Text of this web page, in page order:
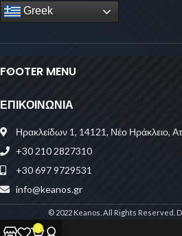
Greek
FOOTER MENU
ΕΠΙΚΟΙΝΩΝΙΑ
Ηρακλείδων 1, 14121, Νέο Ηράκλειο,
+30 210 2827310
+30 697 9729531
info@keanos.gr
© 2022 Keanos. All Rights Reserved.
0